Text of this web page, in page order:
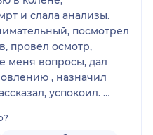
и слала анализы.
посмотрел
провел осмотр,
меня вопросы, дал
, назначил
успокоил.
лечение